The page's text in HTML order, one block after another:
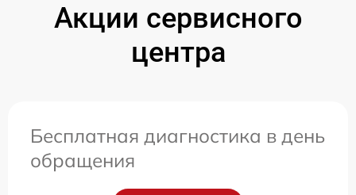
Акции сервисного
центра
Бесплатная диагностика в день
обращения